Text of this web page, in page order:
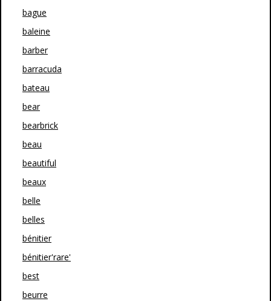
bague
baleine
barber
barracuda
bateau
bear
bearbrick
beau
beautiful
beaux
belle
belles
bénitier
bénitier'rare'
best
beurre